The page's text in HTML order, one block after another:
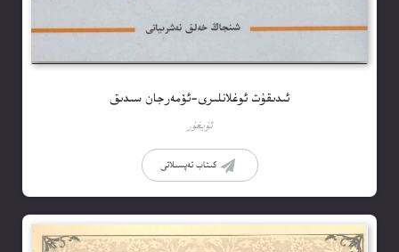
ئىدىقۇت ئوغلانلىرى-ئۆمەرجان سىدىق
ئۇيغۇر
كىتاب تەپسىلاتى